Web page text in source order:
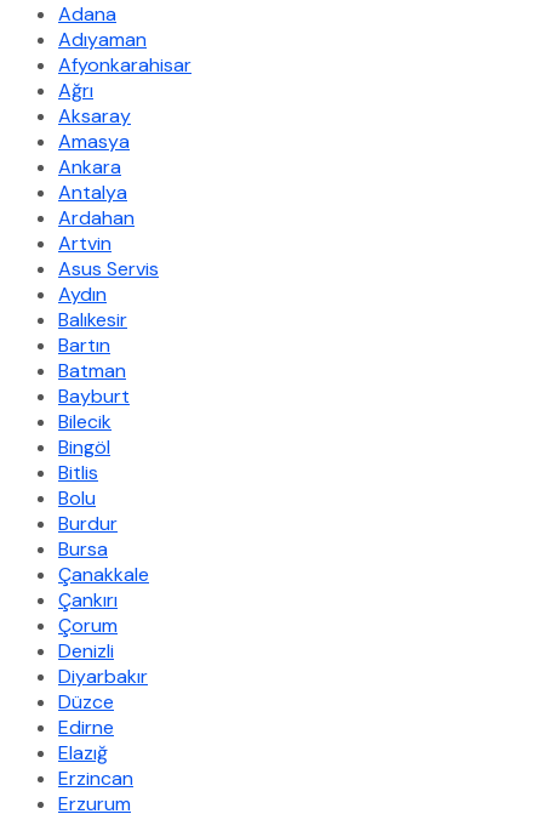
Adana
Adıyaman
Afyonkarahisar
Ağrı
Aksaray
Amasya
Ankara
Antalya
Ardahan
Artvin
Asus Servis
Aydın
Balıkesir
Bartın
Batman
Bayburt
Bilecik
Bingöl
Bitlis
Bolu
Burdur
Bursa
Çanakkale
Çankırı
Çorum
Denizli
Diyarbakır
Düzce
Edirne
Elazığ
Erzincan
Erzurum